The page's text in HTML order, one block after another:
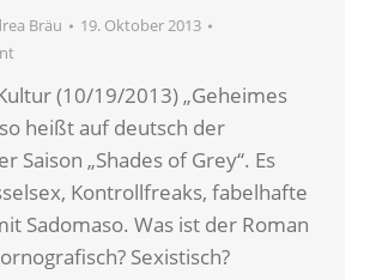
Bräu
19. Oktober 2013
(10/19/2013) „Geheimes
heißt auf deutsch der
Saison „Shades of Grey“. Es
Kontrollfreaks, fabelhafte
Sadomaso. Was ist der Roman
Sexistisch?